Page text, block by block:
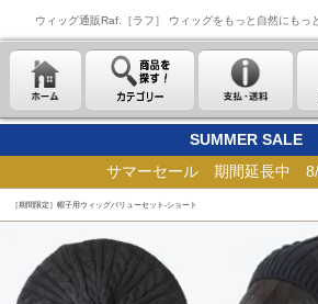
ウィッグ通販Raf.［ラフ］ ウィッグをもっと自然にもっ
SUMMER SALE
サマーセール 期間延長中
［期間限定］帽子用ウィッグバリューセット-ショート